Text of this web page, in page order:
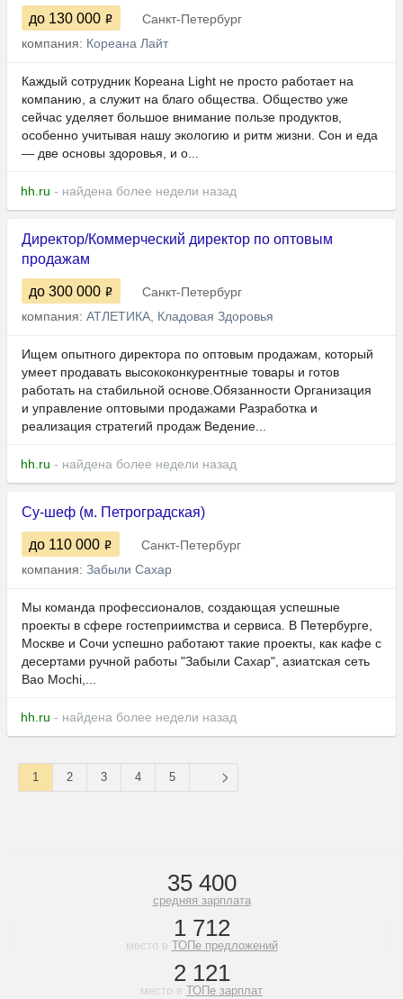
до 130 000
Санкт-Петербург
компания: Кореана Лайт
Каждый сотрудник Кореана Light не просто работает на
компанию, а служит на благо общества. Общество уже
сейчас уделяет большое внимание пользе продуктов,
особенно учитывая нашу экологию и ритм жизни. Сон и еда
— две основы здоровья, и о...
hh.ru - найдена более недели назад
Директор/Коммерческий директор по оптовым
продажам
до 300 000
Санкт-Петербург
компания: АТЛЕТИКА, Кладовая Здоровья
Ищем опытного директора по оптовым продажам, который
умеет продавать высококонкурентные товары и готов
работать на стабильной основе.Обязанности Организация
и управление оптовыми продажами Разработка и
реализация стратегий продаж Ведение...
hh.ru - найдена более недели назад
Су-шеф (м. Петроградская)
до 110 000
Санкт-Петербург
компания: Забыли Сахар
Мы команда профессионалов, создающая успешные
проекты в сфере гостеприимства и сервиса. В Петербурге,
Москве и Сочи успешно работают такие проекты, как кафе с
десертами ручной работы "Забыли Сахар", азиатская сеть
Bao Mochi,...
hh.ru - найдена более недели назад
1 2 3 4 5
35 400
средняя зарплата
1 712
место в ТОПе предложений
2 121
место в ТОПе зарплат